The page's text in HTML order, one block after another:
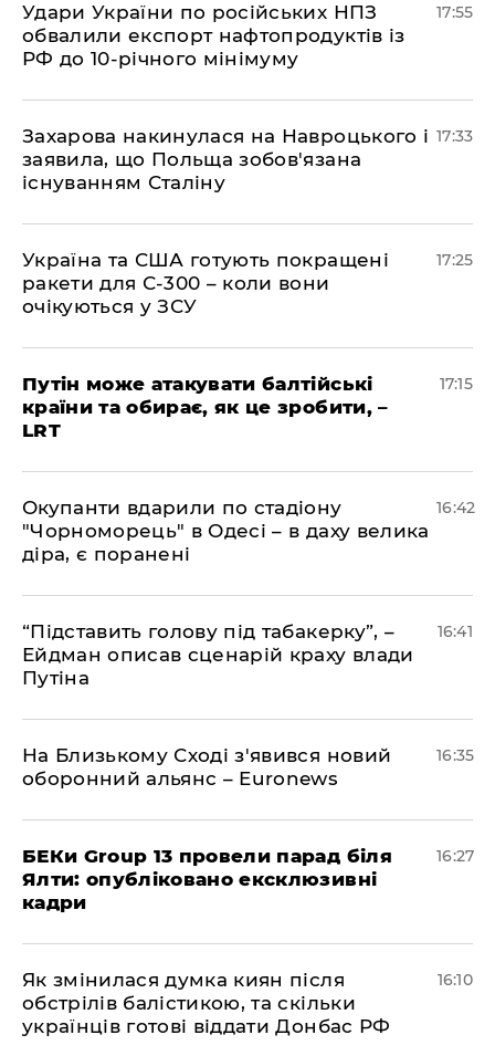
​Удари України по російських НПЗ
обвалили експорт нафтопродуктів із
РФ до 10-річного мінімуму
17:55
​Захарова накинулася на Навроцького і
заявила, що Польща зобов'язана
існуванням Сталіну
17:33
​Україна та США готують покращені
ракети для С-300 – коли вони
очікуються у ЗСУ
17:25
​Путін може атакувати балтійські
країни та обирає, як це зробити, –
LRT
17:15
​Окупанти вдарили по стадіону
"Чорноморець" в Одесі – в даху велика
діра, є поранені
16:42
​“Підставить голову під табакерку”, –
Ейдман описав сценарій краху влади
Путіна
16:41
На Близькому Сході з'явився новий
оборонний альянс – Euronews
16:35
БЕКи Group 13 провели парад біля
Ялти: опубліковано ексклюзивні
кадри
16:27
Як змінилася думка киян після
обстрілів балістикою, та скільки
українців готові віддати Донбас РФ
16:10